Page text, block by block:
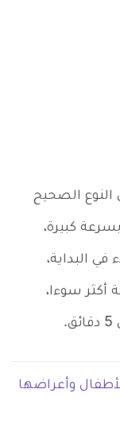
الصحيح
كبيرة،
البداية،
أكثر سوءا،
وأعراضها